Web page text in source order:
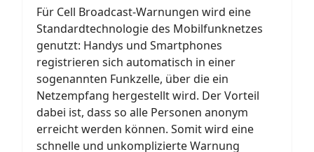
Für Cell Broadcast-Warnungen wird eine
Standardtechnologie des Mobilfunknetzes
genutzt: Handys und Smartphones
registrieren sich automatisch in einer
sogenannten Funkzelle, über die ein
Netzempfang hergestellt wird. Der Vorteil
dabei ist, dass so alle Personen anonym
erreicht werden können. Somit wird eine
schnelle und unkomplizierte Warnung